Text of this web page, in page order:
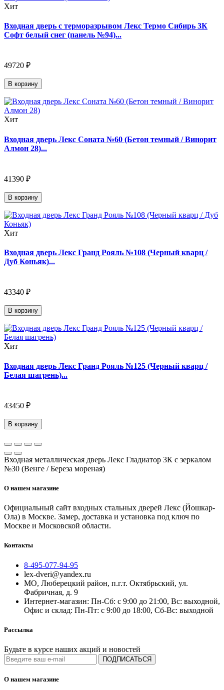
Хит
Входная дверь с терморазрывом Лекс Термо Сибирь 3К
Софт белый снег (панель №94)...
49720 ₽
В корзину
Хит
Входная дверь Лекс Соната №60 (Бетон темный / Винорит
Алмон 28)...
41390 ₽
В корзину
Хит
Входная дверь Лекс Гранд Рояль №108 (Черный кварц /
Дуб Коньяк)...
43340 ₽
В корзину
Хит
Входная дверь Лекс Гранд Рояль №125 (Черный кварц /
Белая шагрень)...
43450 ₽
В корзину
Входная металлическая дверь Лекс Гладиатор 3К с зеркалом
№30 (Венге / Береза мореная)
О нашем магазине
Официальный сайт входных стальных дверей Лекс (Йошкар-
Ола) в Москве. Замер, доставка и установка под ключ по
Москве и Московской области.
Контакты
8-495-077-94-95
lex-dveri@yandex.ru
МО, Люберецкий район, п.г.т. Октябрьский, ул.
Фабричная, д. 9
Интернет-магазин: Пн-Сб: с 9:00 до 21:00, Вс: выходной,
Офис и склад: Пн-Пт: с 9:00 до 18:00, Сб-Вс: выходной
Рассылка
Будьте в курсе наших акций и новостей
ПОДПИСАТЬСЯ
О нашем магазине